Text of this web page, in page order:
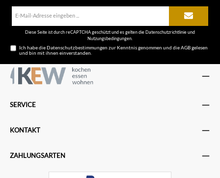
Diese Seite ist durch reCAPTCHA geschützt und es gelten die Datenschutzrichtlinieund
Nutzungsbedingungen.
Ich habe dieDatenschutzbestimmungen zur Kenntnis genommen und dieAGBgelesen
und bin mit ihnen einverstanden.
SERVICE
KONTAKT
ZAHLUNGSARTEN